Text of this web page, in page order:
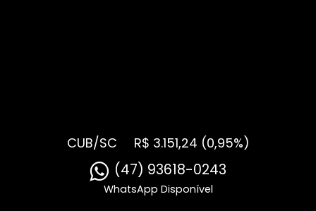
CUB/SC R$ 3.151,24 (0,95%)